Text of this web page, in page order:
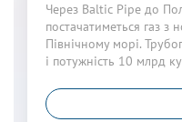
Через Baltic Pipe до
постачатиметься газ з
Північному морі.
і потужність 10 млрд